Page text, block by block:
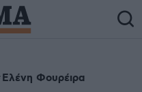
Ελένη Φουρέιρα